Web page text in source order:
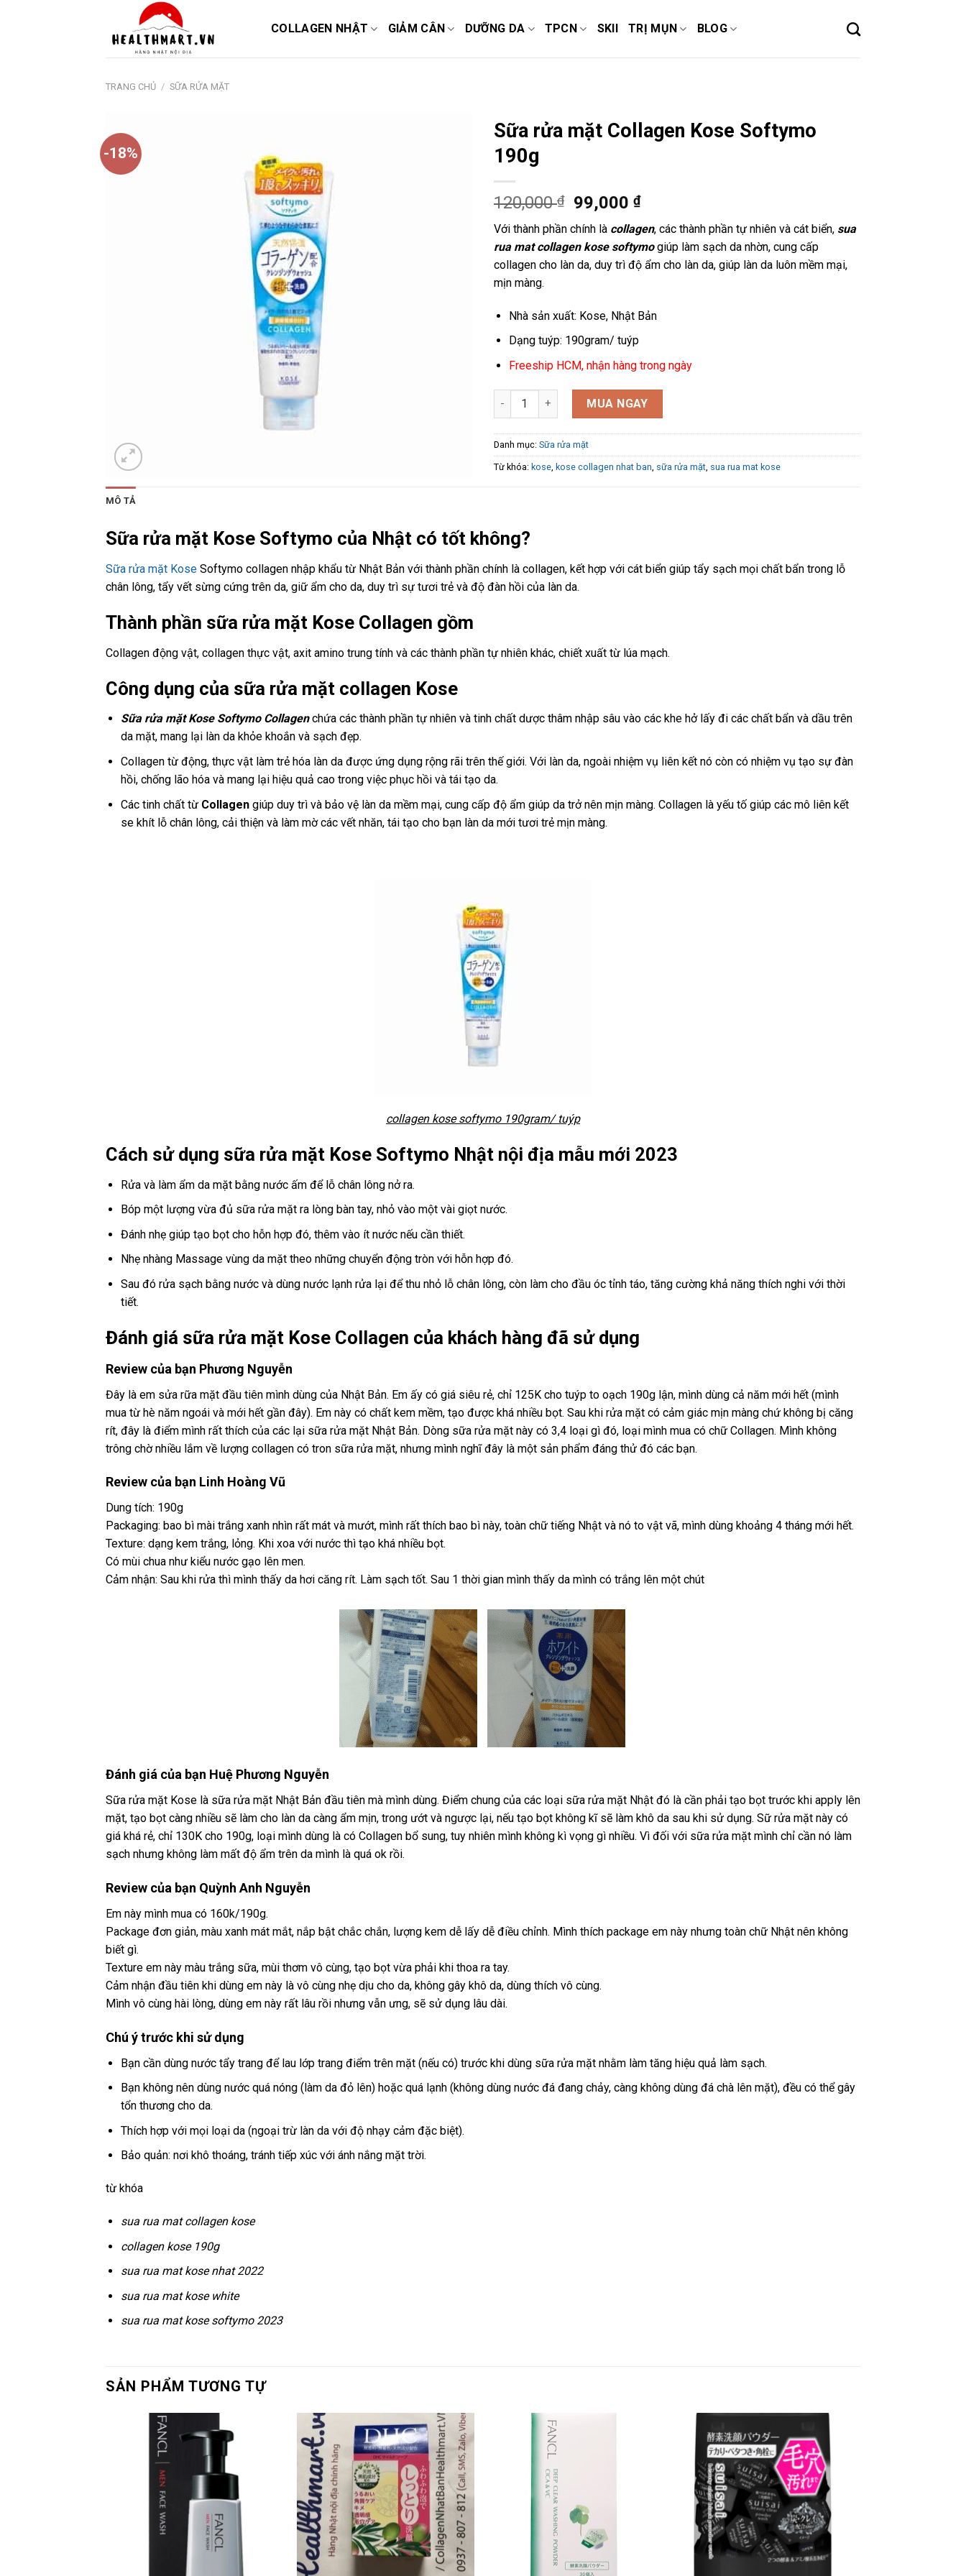
COLLAGEN NHẬT GIẢM CÂN DƯỠNG DA TPCN SKII TRỊ MỤN BLOG
TRANG CHỦ / SỮA RỬA MẶT
-18%
Sữa rửa mặt Collagen Kose Softymo
190g
120,000₫ 99,000₫
Với thành phần chính là collagen, các thành phần tự nhiên và cát biển, sua
rua mat collagen kose softymogiúp làm sạch da nhờn, cung cấp
collagen cho làn da, duy trì độ ẩm cho làn da, giúp làn da luôn mềm mại,
mịn màng.
Nhà sản xuất: Kose, Nhật Bản
Dạng tuýp: 190gram/ tuýp
Freeship HCM, nhận hàng trong ngày
Sữa rửa mặt Collagen Kose Softymo 190g số lượng
MUA NGAY
Danh mục: Sữa rửa mặt
Từ khóa: kose kose collagen nhat ban sữa rửa mặt sua rua mat kose
MÔ TẢ
Sữa rửa mặt Kose Softymo của Nhật có tốt không?
Sữa rửa mặt Kose Softymo collagen nhập khẩu từ Nhật Bản với thành phần chính là collagen, kết hợp với cát biển giúp tẩy sạch mọi chất bẩn trong lỗ
chân lông, tẩy vết sừng cứng trên da, giữ ẩm cho da, duy trì sự tươi trẻ và độ đàn hồi của làn da.
Thành phần sữa rửa mặt Kose Collagen gồm
Collagen động vật, collagen thực vật, axit amino trung tính và các thành phần tự nhiên khác, chiết xuất từ lúa mạch.
Công dụng của sữa rửa mặt collagen Kose
Sữa rửa mặt Kose Softymo Collagenchứa các thành phần tự nhiên và tinh chất dược thâm nhập sâu vào các khe hở lấy đi các chất bẩn và dầu trên
da mặt, mang lại làn da khỏe khoắn và sạch đẹp.
Collagen từ động, thực vật làm trẻ hóa làn da được ứng dụng rộng rãi trên thế giới. Với làn da, ngoài nhiệm vụ liên kết nó còn có nhiệm vụ tạo sự đàn
hồi, chống lão hóa và mang lại hiệu quả cao trong việc phục hồi và tái tạo da.
Các tinh chất từ Collagengiúpduy trì và bảo vệ làn da mềm mại, cung cấp độ ẩm giúp da trở nên mịn màng. Collagen là yếu tố giúp các mô liên kết
se khít lỗ chân lông, cải thiện và làm mờ các vết nhăn, tái tạo cho bạn làn da mới tươi trẻ mịn màng.
collagen kose softymo 190gram/ tuýp
Cách sử dụng sữa rửa mặt Kose Softymo Nhật nội địa mẫu mới 2023
Rửa và làm ẩm da mặt bằng nước ấm để lỗ chân lông nở ra.
Bóp một lượng vừa đủ sữa rửa mặt ra lòng bàn tay, nhỏ vào một vài giọt nước.
Đánh nhẹ giúp tạo bọt cho hỗn hợp đó, thêm vào ít nước nếu cần thiết.
Nhẹ nhàng Massage vùng da mặt theo những chuyển động tròn với hỗn hợp đó.
Sau đó rửa sạch bằng nước và dùng nước lạnh rửa lại để thu nhỏ lỗ chân lông, còn làm cho đầu óc tỉnh táo, tăng cường khả năng thích nghi với thời
tiết.
Đánh giá sữa rửa mặt Kose Collagen của khách hàng đã sử dụng
Review của bạn Phương Nguyễn
Đây là em sửa rữa mặt đầu tiên mình dùng của Nhật Bản. Em ấy có giá siêu rẻ, chỉ 125K cho tuýp to oạch 190g lận, mình dùng cả năm mới hết (mình
mua từ hè năm ngoái và mới hết gần đây). Em này có chất kem mềm, tạo được khá nhiều bọt. Sau khi rửa mặt có cảm giác mịn màng chứ không bị căng
rít, đây là điểm mình rất thích của các lại sữa rửa mặt Nhật Bản. Dòng sữa rửa mặt này có 3,4 loại gì đó, loại mình mua có chữ Collagen. Mình không
trông chờ nhiều lắm về lượng collagen có tron sữa rửa mặt, nhưng mình nghĩ đây là một sản phẩm đáng thử đó các bạn.
Review của bạn Linh Hoàng Vũ
Dung tích: 190g
Packaging: bao bì mài trắng xanh nhìn rất mát và mướt, mình rất thích bao bì này, toàn chữ tiếng Nhật và nó to vật vã, mình dùng khoảng 4 tháng mới hết.
Texture: dạng kem trắng, lỏng. Khi xoa với nước thì tạo khá nhiều bọt.
Có mùi chua như kiểu nước gạo lên men.
Cảm nhận: Sau khi rửa thì mình thấy da hơi căng rít. Làm sạch tốt. Sau 1 thời gian mình thấy da mình có trắng lên một chút
Đánh giá của bạn Huệ Phương Nguyễn
Sữa rửa mặt Kose là sữa rửa mặt Nhật Bản đầu tiên mà mình dùng. Điểm chung của các loại sữa rửa mặt Nhật đó là cần phải tạo bọt trước khi apply lên
mặt, tạo bọt càng nhiều sẽ làm cho làn da càng ẩm mịn, trong ướt và ngược lại, nếu tạo bọt không kĩ sẽ làm khô da sau khi sử dụng. Sữ rửa mặt này có
giá khá rẻ, chỉ 130K cho 190g, loại mình dùng là có Collagen bổ sung, tuy nhiên mình không kì vọng gì nhiều. Vì đối với sữa rửa mặt mình chỉ cần nó làm
sạch nhưng không làm mất độ ẩm trên da mình là quá ok rồi.
Review của bạn Quỳnh Anh Nguyễn
Em này mình mua có 160k/190g.
Package đơn giản, màu xanh mát mắt, nắp bật chắc chắn, lượng kem dễ lấy dễ điều chỉnh. Mình thích package em này nhưng toàn chữ Nhật nên không
biết gì.
Texture em này màu trắng sữa, mùi thơm vô cùng, tạo bọt vừa phải khi thoa ra tay.
Cảm nhận đầu tiên khi dùng em này là vô cùng nhẹ dịu cho da, không gây khô da, dùng thích vô cùng.
Mình vô cùng hài lòng, dùng em này rất lâu rồi nhưng vẫn ưng, sẽ sử dụng lâu dài.
Chú ý trước khi sử dụng
Bạn cần dùng nước tẩy trang để lau lớp trang điểm trên mặt (nếu có) trước khi dùng sữa rửa mặt nhằm làm tăng hiệu quả làm sạch.
Bạn không nên dùng nước quá nóng (làm da đỏ lên) hoặc quá lạnh (không dùng nước đá đang chảy, càng không dùng đá chà lên mặt), đều có thể gây
tổn thương cho da.
Thích hợp với mọi loại da (ngoại trừ làn da với độ nhạy cảm đặc biệt).
Bảo quản: nơi khô thoáng, tránh tiếp xúc với ánh nắng mặt trời.
từ khóa
sua rua mat collagen kose
collagen kose 190g
sua rua mat kose nhat 2022
sua rua mat kose white
sua rua mat kose softymo 2023
SẢN PHẨM TƯƠNG TỰ